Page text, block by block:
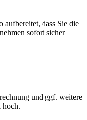
aufbereitet, dass Sie die
sofort sicher
und ggf. weitere
hoch.